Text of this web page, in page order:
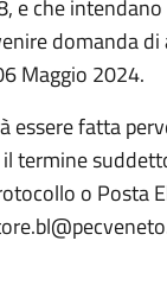
e che
domanda
Maggio 2024.
essere fatta
termine
o Posta